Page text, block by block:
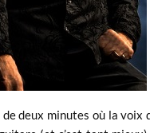
deux minutes où la voix